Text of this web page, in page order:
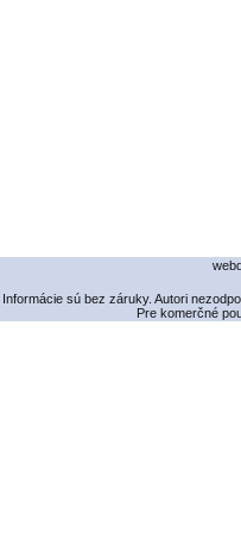
Informácie sú bez záruky. Autori
Pre komerčné